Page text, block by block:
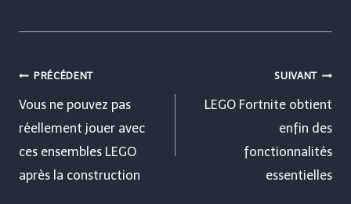
Navigation
de
l’article
PRÉCÉDENT
Vous ne pouvez pas
réellement jouer avec
ces ensembles LEGO
après la construction
SUIVANT
LEGO Fortnite obtient
enfin des
fonctionnalités
essentielles